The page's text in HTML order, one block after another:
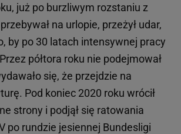
już po burzliwym rozstaniu z
na urlopie, przeżył udar,
by po 30 latach intensywnej pracy
półtora roku nie podejmował
się, że przejdzie na
Pod koniec 2020 roku wrócił
strony i podjął się ratowania
po rundzie jesiennej Bundesligi